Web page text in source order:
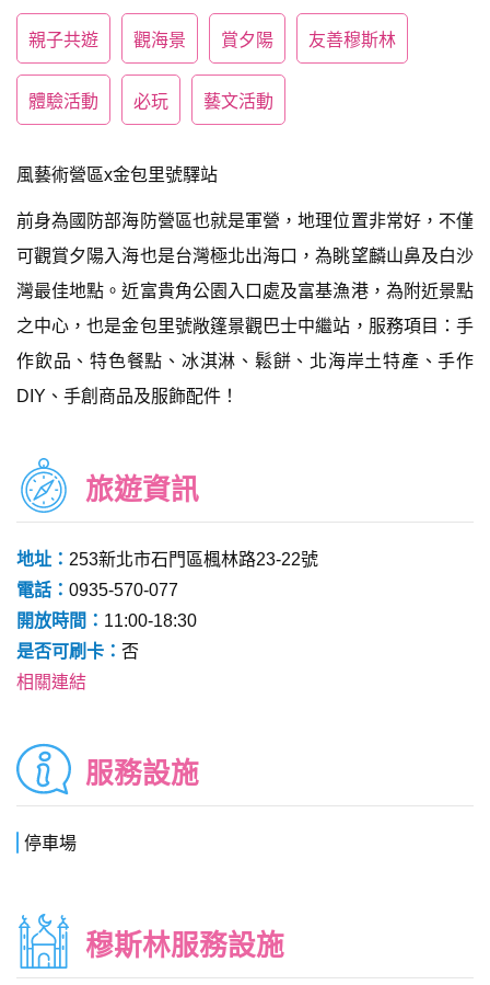
親子共遊 觀海景 賞夕陽 友善穆斯林
體驗活動 必玩 藝文活動
風藝術營區x金包里號驛站
前身為國防部海防營區也就是軍營，地理位置非常好，不僅
可觀賞夕陽入海也是台灣極北出海口，為眺望麟山鼻及白沙
灣最佳地點。近富貴角公園入口處及富基漁港，為附近景點
之中心，也是金包里號敞篷景觀巴士中繼站，服務項目：手
作飲品、特色餐點、冰淇淋、鬆餅、北海岸土特產、手作
DIY、手創商品及服飾配件！
旅遊資訊
地址： 253新北市石門區楓林路23-22號
電話： 0935-570-077
開放時間： 11:00-18:30
是否可刷卡： 否
相關連結
服務設施
停車場
穆斯林服務設施